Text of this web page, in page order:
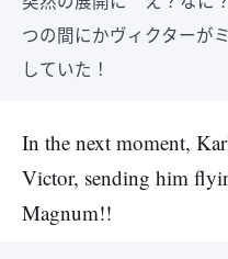
つの間にかヴィクターが
していた！
In the next moment,
Victor, sending him
Magnum!!